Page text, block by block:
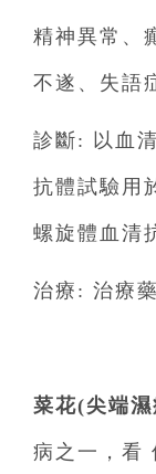
精神異常、
不遂、失語
診斷: 以血
抗體試驗用
螺旋體血清
治療: 治療
菜花(尖端
病之一，看